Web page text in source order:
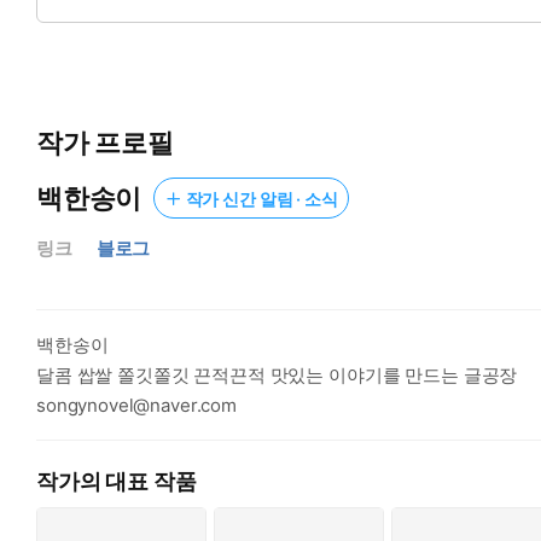
작가 프로필
백한송이
작가 신간 알림 · 소식
링크 블로그
백한송이
달콤 쌉쌀 쫄깃쫄깃 끈적끈적 맛있는 이야기를 만드는 글공장
songynovel@naver.com
작가의 대표 작품